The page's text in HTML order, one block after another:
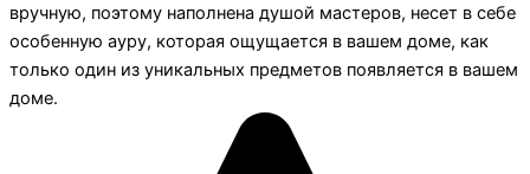
вручную, поэтому наполнена душой мастеров, несет в себе
особенную ауру, которая ощущается в вашем доме, как
только один из уникальных предметов появляется в вашем
доме.